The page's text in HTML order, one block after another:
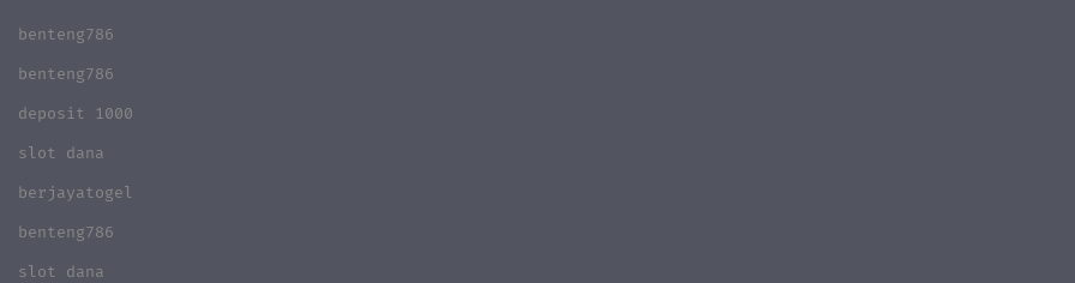
benteng786
benteng786
deposit 1000
slot dana
berjayatogel
benteng786
slot dana